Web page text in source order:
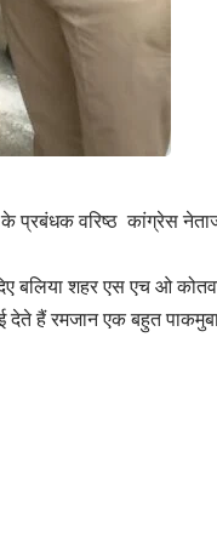
के प्रबंधक वरिष्ठ कांग्रेस
बलिया शहर एस एच ओ
हैं रमजान एक बहुत